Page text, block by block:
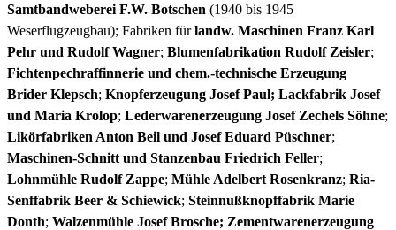
Samtbandweberei F.W. Botschen (1940 bis 1945
Weserflugzeugbau); Fabriken fürlandw. Maschinen Franz Karl
Pehr und Rudolf Wagner; Blumenfabrikation Rudolf Zeisler;
Fichtenpechraffinnerie und chem.-technische Erzeugung
Brider Klepsch; Knopferzeugung Josef Paul; Lackfabrik Josef
und Maria Krolop; Lederwarenerzeugung Josef Zechels Söhne;
Likörfabriken Anton Beil und Josef Eduard Püschner;
Maschinen-Schnitt und Stanzenbau Friedrich Feller;
Lohnmühle Rudolf Zappe; Mühle Adelbert Rosenkranz; Ria-
Senffabrik Beer & Schiewick; Steinnußknopffabrik Marie
Donth; Walzenmühle Josef Brosche; Zementwarenerzeugung